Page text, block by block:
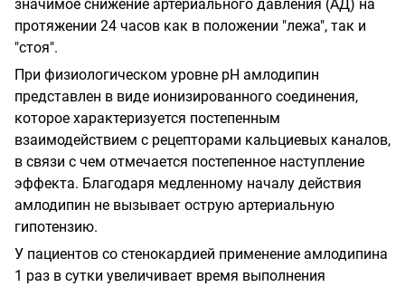
значимое снижение артериального давления (АД) на
протяжении 24 часов как в положении "лежа", так и
"стоя".
При физиологическом уровне pH амлодипин
представлен в виде ионизированного соединения,
которое характеризуется постепенным
взаимодействием с рецепторами кальциевых каналов,
в связи с чем отмечается постепенное наступление
эффекта. Благодаря медленному началу действия
амлодипин не вызывает острую артериальную
гипотензию.
У пациентов со стенокардией применение амлодипина
1 раз в сутки увеличивает время выполнения